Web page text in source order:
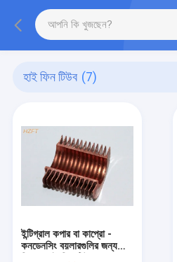
হাই ফিন টিউব (7)
ইন্টিগ্রাল কপার বা কাপ্রো -
কনডেনসিং বয়লারগুলির জন্য